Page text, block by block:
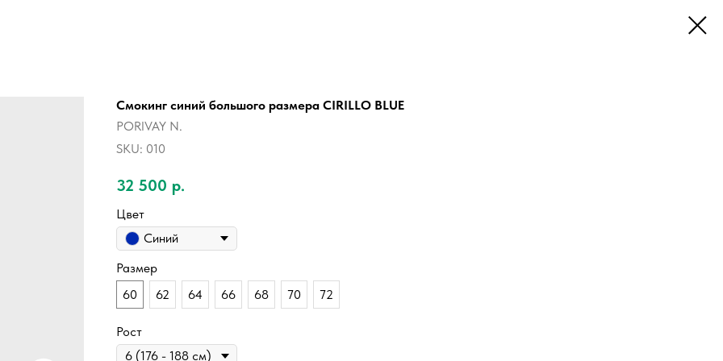
Смокинг синий большого размера CIRILLO BLUE
PORIVAY N.
SKU: 010
32 500 р.
Цвет
Синий
Размер
60
62 64 66 68 70 72
Рост